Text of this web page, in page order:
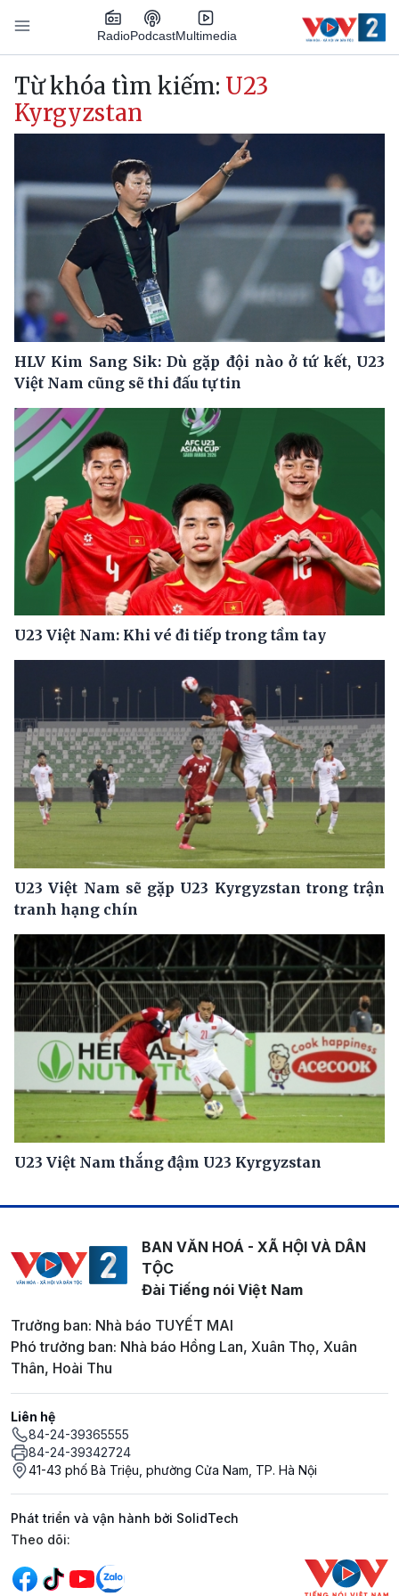
Nhảy đến nội dung
RadioPodcastMultimedia
Main navigation
Từ khóa tìm kiếm: U23
Kyrgyzstan
HLV Kim Sang Sik: Dù gặp đội nào ở tứ kết, U23
Việt Nam cũng sẽ thi đấu tự tin
U23 Việt Nam: Khi vé đi tiếp trong tầm tay
U23 Việt Nam sẽ gặp U23 Kyrgyzstan trong trận
tranh hạng chín
U23 Việt Nam thắng đậm U23 Kyrgyzstan
BAN VĂN HOÁ - XÃ HỘI VÀ DÂN
TỘC
Đài Tiếng nói Việt Nam
Trưởng ban: Nhà báo TUYẾT MAI
Phó trưởng ban: Nhà báo Hồng Lan, Xuân Thọ, Xuân
Thân, Hoài Thu
Liên hệ
84-24-39365555
84-24-39342724
41-43 phố Bà Triệu, phường Cửa Nam, TP. Hà Nội
Phát triển và vận hành bởi SolidTech
Mạng xã hội
Theo dõi: